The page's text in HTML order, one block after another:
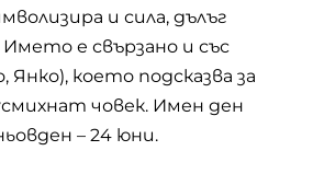
и сила, дълъг
е свързано и със
Янко), което подсказва за
човек. Имен ден
– 24 юни.